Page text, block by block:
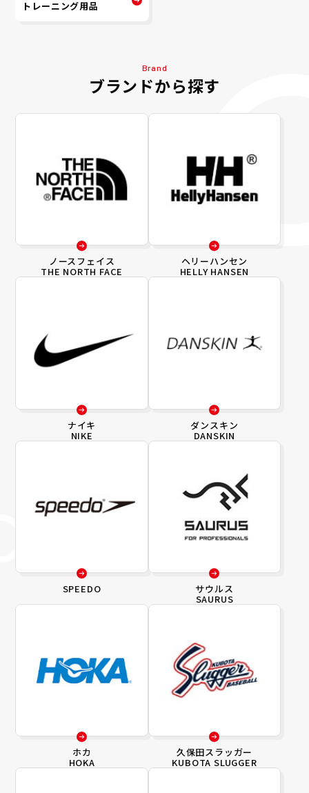
トレーニング用品
Brand
ブランドから探す
ノースフェイス
THE NORTH FACE
ヘリーハンセン
HELLY HANSEN
ナイキ
NIKE
ダンスキン
DANSKIN
SPEEDO サウルス
SAURUS
ホカ
HOKA
久保田スラッガー
KUBOTA SLUGGER